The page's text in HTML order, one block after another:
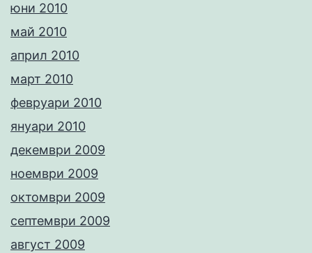
юни 2010
май 2010
април 2010
март 2010
февруари 2010
януари 2010
декември 2009
ноември 2009
октомври 2009
септември 2009
август 2009